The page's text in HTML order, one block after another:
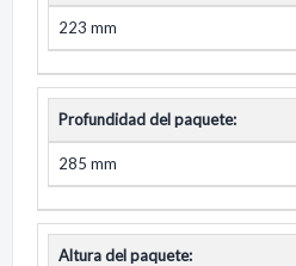
223 mm
Profundidad del paquete:
285 mm
Altura del paquete: